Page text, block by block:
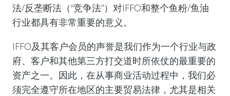
法/反垄断法（“竞争法”）对IFFO和整个鱼粉/鱼油
行业都具有非常重要的意义。
IFFO及其客户会员的声誉是我们作为一个行业与政
府、客户和其他第三方打交道时所依仗的最重要的
资产之一。因此，在从事商业活动过程中，我们必
须完全遵守所在地区的主要贸易法律，尤其是相关